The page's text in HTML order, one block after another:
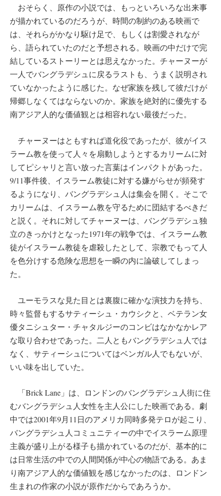
おそらく、原作の小説では、もっといろいろな出来事
が描かれているのだろうが、時間の制約のある映画で
は、それらがかなり駆け足で、もしくは割愛されなが
ら、語られていたのだと予想される。映画の中だけで完
結しているストーリーとは思えなかった。チャーヌーが
一人でバングラデシュに戻るラストも、うまく説明され
ていなかったように感じた。なぜ家族を残して彼だけが
帰郷しなくてはならないのか。家族を絶対的に優先する
南アジア人的な価値観とは相容れない最後だった。
チャーヌーはともすれば道化役であったが、彼がイス
ラーム教を使って人々を扇動しようとするカリームに対
してピシャリと言い放った言葉はインパクトがあった。
9/11事件後、イスラーム教徒に対する嫌がらせが頻発す
るようになり、バングラデシュ人は集会を開く。そこで
カリームは、イスラーム教を守るために団結するべきだ
と説く。それに対してチャーヌーは、バングラデシュ独
立のきっかけとなった1971年の戦争では、イスラーム教
徒がイスラーム教徒を虐殺したとして、宗教でもって人
を色分けする危険な思想を一瞬の内に論破してしまっ
た。
ユーモラスな見た目とは裏腹に確かな演技力を持ち、
時々監督もするサティーシュ・カウシクと、ベテラン女
優タニシュター・チャタルジーのコンビはなかなかレア
な取り合わせであった。二人ともバングラデシュ人では
なく、サティーシュについてはベンガル人でもないが、
いい味を出していた。
「Brick Lane」は、ロンドンのバングラデシュ人街に住
むバングラデシュ人女性を主人公にした映画である。劇
中では2001年9月11日のアメリカ同時多発テロが起こり、
バングラデシュ人コミュニティーの中でイスラーム原理
主義が盛り上がる様子も描かれているのだが、基本的に
は日常生活の中での人間関係が中心の物語である。あま
り南アジア人的な価値観を感じなかったのは、ロンドン
生まれの作家の小説が原作だからであろうか。